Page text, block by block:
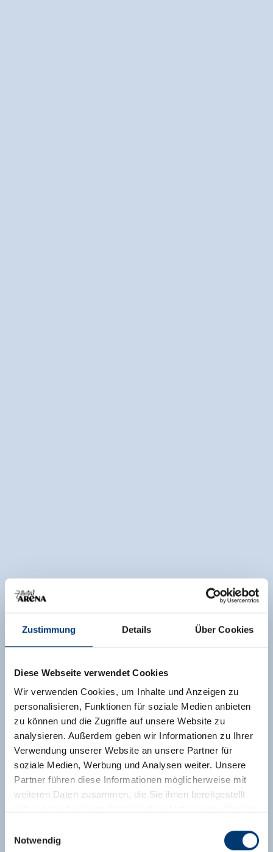
Zustimmung Details Über Cookies
Diese Webseite verwendet Cookies
Wir verwenden Cookies, um Inhalte und Anzeigen zu
personalisieren, Funktionen für soziale Medien anbieten
zu können und die Zugriffe auf unsere Website zu
analysieren. Außerdem geben wir Informationen zu Ihrer
Verwendung unserer Website an unsere Partner für
soziale Medien, Werbung und Analysen weiter. Unsere
Partner führen diese Informationen möglicherweise mit
weiteren Daten zusammen, die Sie ihnen bereitgestellt
Notwendig